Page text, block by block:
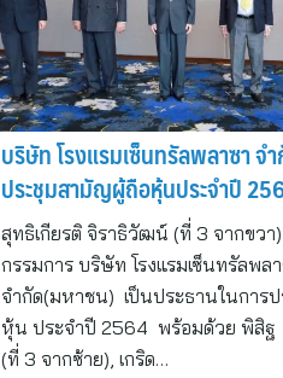
บริษัท โรงแรมเซ็นทรัลพลาซา จ
ประชุมสามัญผู้ถือหุ้นประจำปี
สุทธิเกียรติ จิราธิวัฒน์ (ที่ 3 จากขวา
กรรมการ บริษัท โรงแรมเซ็นทรัลพล
จำกัด(มหาชน) เป็นประธานในการ
หุ้น ประจำปี 2564 พร้อมด้วย พิสิฐ
(ที่ 3 จากซ้าย), เกริด…